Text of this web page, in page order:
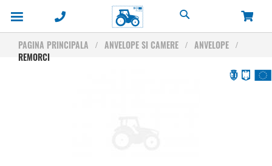
Cautare
PAGINA PRINCIPALA ANVELOPE SI CAMERE
ANVELOPE
REMORCI